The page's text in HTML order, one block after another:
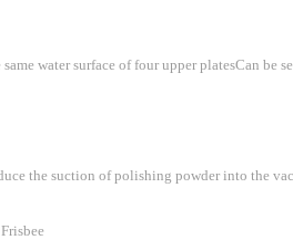
water surface of four upper platesCan
the suction of polishing powder into the